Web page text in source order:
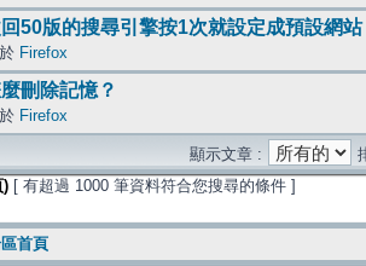
50版的搜尋引擎按1次就設定成預設網站
Firefox
刪除記憶？
Firefox
顯示文章 :
) [ 有超過 1000 筆資料符合您搜尋的條件 ]
首頁